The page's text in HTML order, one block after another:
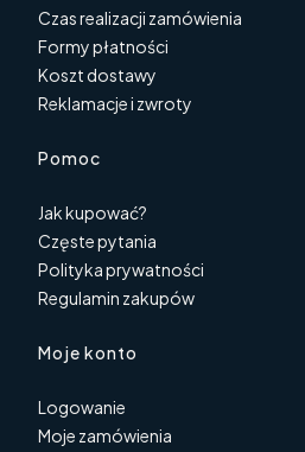
Czas realizacji zamówienia
Formy płatności
Koszt dostawy
Reklamacje i zwroty
Pomoc
Jak kupować?
Częste pytania
Polityka prywatności
Regulamin zakupów
Moje konto
Logowanie
Moje zamówienia